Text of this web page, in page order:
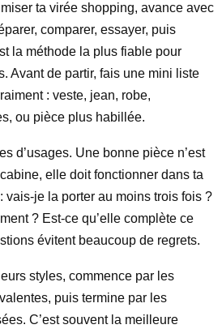
ta virée shopping, avance avec
comparer, essayer, puis
la méthode la plus fiable pour
Avant de partir, fais une mini liste
: veste, jean, robe,
ou pièce plus habillée.
d’usages. Une bonne pièce n’est
elle doit fonctionner dans ta
vais-je la porter au moins trois fois ?
? Est-ce qu’elle complète ce
évitent beaucoup de regrets.
styles, commence par les
puis termine par les
C’est souvent la meilleure